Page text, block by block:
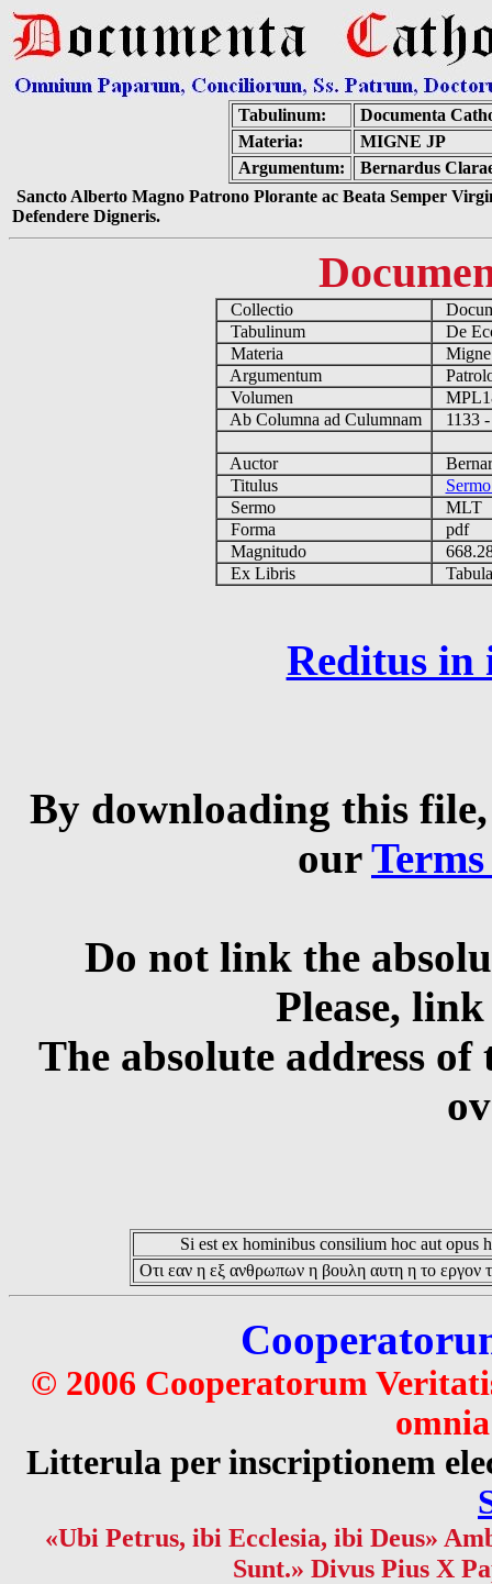
Tabulinum:
Documenta
Materia:
MIGNE JP
Argumentum:
Bernardus
Sancto Alberto Magno Patrono Plorante ac Beata Semper
Defendere Digneris.
Collectio
Tabulinum
De
Materia
Argumentum
Volumen
Ab Columna ad Culumnam
1133
Auctor
Titulus
Sermo
MLT
Forma
pdf
Magnitudo
Ex Libris
Reditus in
By downloading this
our
Do not link the
Please,
The absolute address
Si est ex hominibus consilium hoc aut opus
Οτι εαν η εξ ανθρωπων η βουλη αυτη η το εργον
© 2006 Cooperatorum
Litterula per inscriptionem
«Ubi Petrus, ibi Ecclesia, ibi Deus»
Sunt.» Divus Pius X